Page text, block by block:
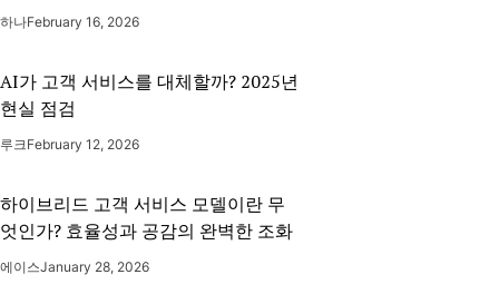
하나February 16, 2026
AI가 고객 서비스를 대체할까? 2025년
현실 점검
루크February 12, 2026
하이브리드 고객 서비스 모델이란 무
엇인가? 효율성과 공감의 완벽한 조화
에이스January 28, 2026